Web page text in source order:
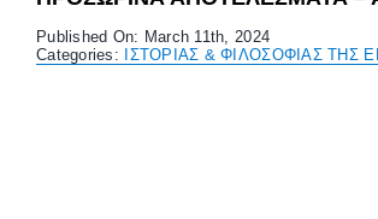
Published On: March 11th, 2024
Categories:
ΙΣΤΟΡΙΑΣ & ΦΙΛΟΣΟΦΙΑΣ ΤΗΣ